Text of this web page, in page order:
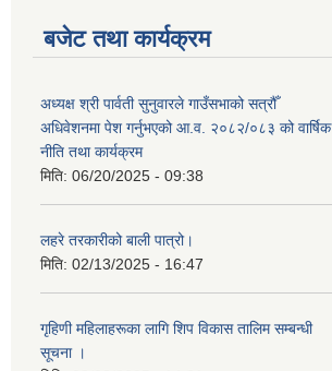
बजेट तथा कार्यक्रम
अध्यक्ष श्री पार्वती सुनुवारले गाउँसभाको सत्रौँ
अधिवेशनमा पेश गर्नुभएको आ.व. २०८२/०८३ को वार्षिक
नीति तथा कार्यक्रम
मिति: 06/20/2025 - 09:38
लहरे तरकारीको बाली पात्रो।
मिति: 02/13/2025 - 16:47
गृहिणी महिलाहरूका लागि शिप विकास तालिम सम्बन्धी
सूचना ‌।